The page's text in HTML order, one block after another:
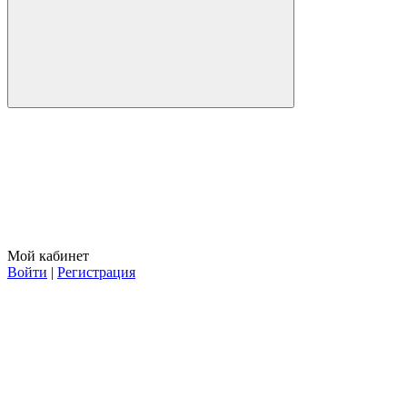
Мой кабинет
Войти | Регистрация